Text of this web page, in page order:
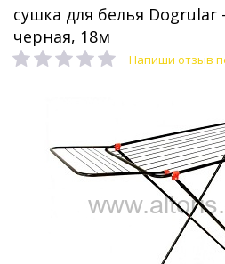
сушка для белья Dogrular
черная, 18м
Напиши отзыв